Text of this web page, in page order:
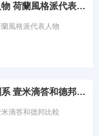
荷蘭風格派的核心人物 荷蘭風格派代表人物
風格派代表人物
壹米滴答和德邦的關系 壹米滴答和德邦比較
滴答和德邦比較